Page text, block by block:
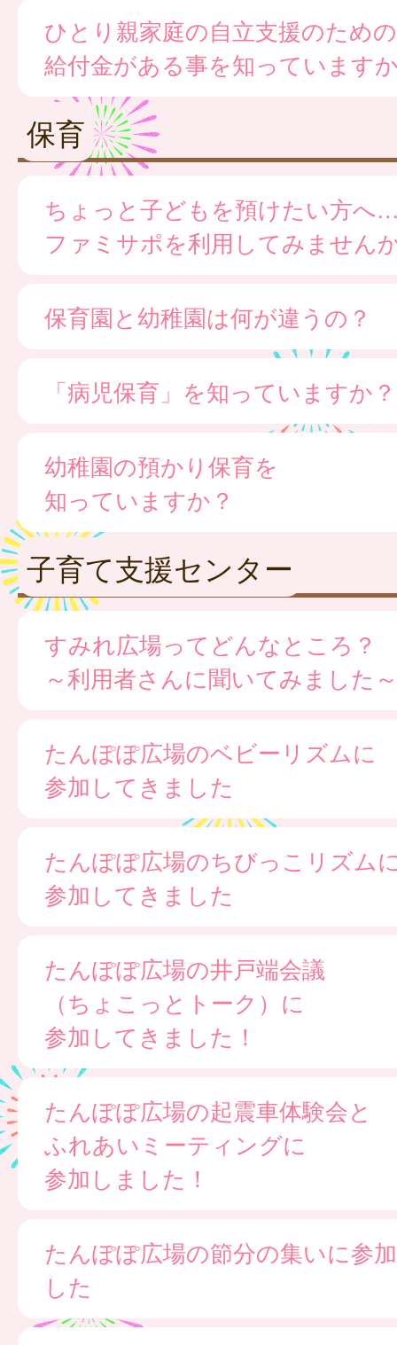
ひとり親家庭の自立支援のための
給付金がある事を知っています
保育
ちょっと子どもを預けたい方へ
ファミサポを利用してみません
保育園と幼稚園は何が違うの？
「病児保育」を知っていますか？
幼稚園の預かり保育を
知っていますか？
子育て支援センター
すみれ広場ってどんなところ？
～利用者さんに聞いてみました～
たんぽぽ広場のベビーリズムに
参加してきました
たんぽぽ広場のちびっこリズム
参加してきました
たんぽぽ広場の井戸端会議
（ちょこっとトーク）に
参加してきました！
たんぽぽ広場の起震車体験会と
ふれあいミーティングに
参加しました！
たんぽぽ広場の節分の集いに参
した